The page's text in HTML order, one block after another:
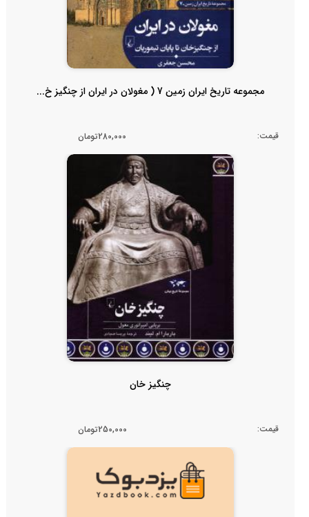
مجموعه تاریخ ایران زمین 7 ( مغولان در ایران از چنگیز خ...
قیمت: 280,000تومان
چنگیز خان
قیمت: 250,000تومان